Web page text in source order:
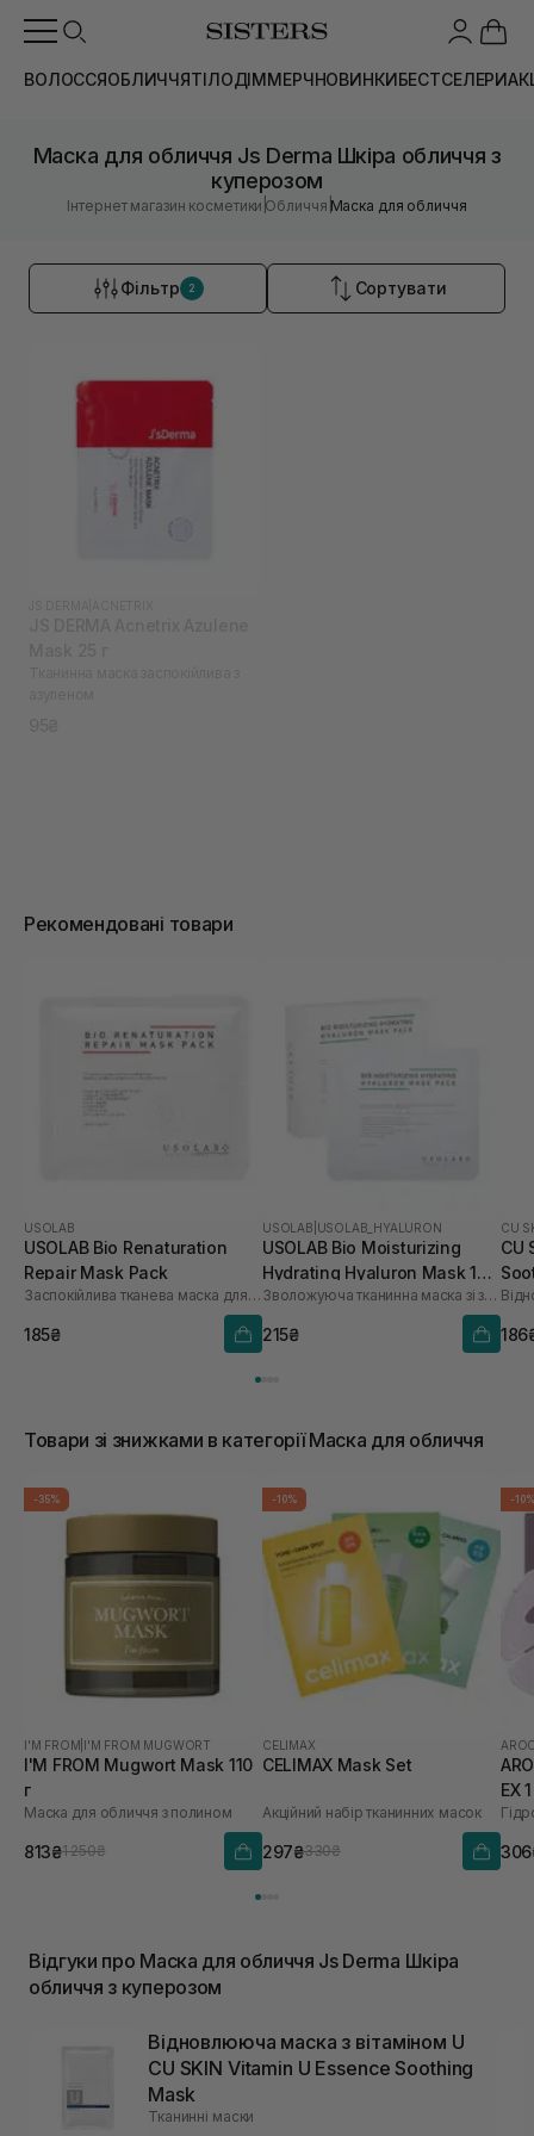
ВОЛОССЯОБЛИЧЧЯТІЛОДІММЕРЧНОВИНКИБЕСТСЕЛЕРИ
Маска для обличчя Js Derma Шкіра обличчя з
куперозом
Інтернет магазин косметики |Обличчя |Маска для обличчя
Фільтр 2 Сортувати
Рекомендовані товари
USOLAB
USOLAB Bio Renaturation
Repair Mask Pack
Заспокійлива тканева маска для обличчя
185₴
USOLAB USOLAB_HYALURON
USOLAB Bio Moisturizing
Hydrating Hyaluron Mask 1
шт
Зволожуюча тканинна маска зі заспокійливою та антивіковою дією
215₴
CU
CU
Товари зі знижками в категорії Маска для обличчя
-35%
I'M FROM I'M FROM MUGWORT
I'M FROM Mugwort Mask 110
г
Маска для обличчя з полином
813₴1 250₴
-10%
CELIMAX
CELIMAX Mask Set
Акційний набір тканинних масок
297₴330₴
-
EX
Відгуки про Маска для обличчя Js Derma Шкіра
обличчя з куперозом
Відновлююча маска з вітаміном U
CU SKIN Vitamin U Essence Soothing
Mask
Тканинні маски